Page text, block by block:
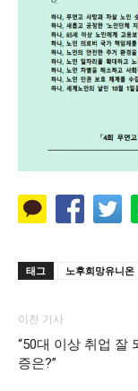
태그 노후희망유니온
이전 기사
“50대 이상 취업 잘
증은?”